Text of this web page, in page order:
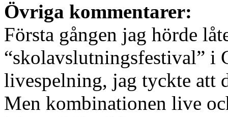
Övriga kommentarer:
Första gången jag hörde
“skolavslutningsfestival” i
livespelning, jag tyckte att
Men kombinationen live